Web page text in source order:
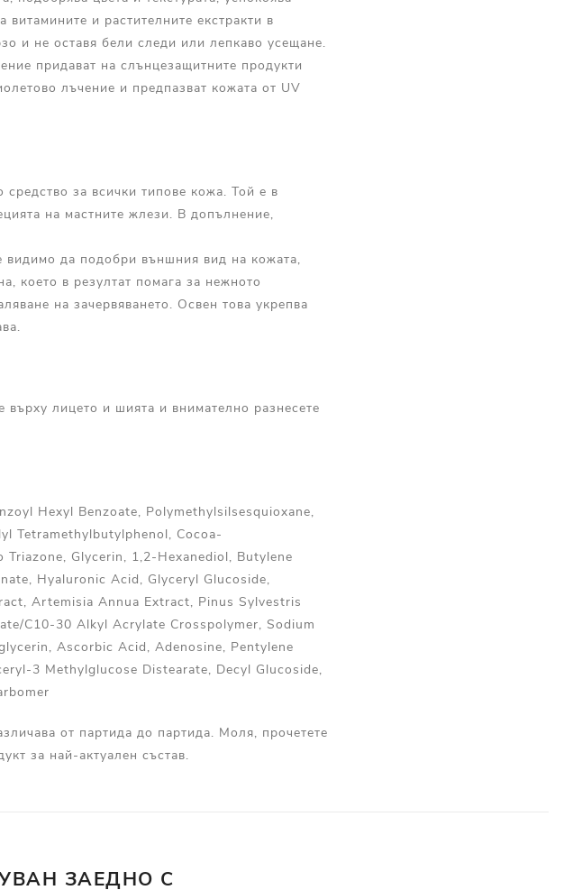
и растителните екстракти в
и не оставя бели следи или лепкаво усещане.
придават на слънцезащитните продукти
лъчение и предпазват кожата от UV
средство за всички типове кожа. Той е в
на мастните жлези. В допълнение,
видимо да подобри външния вид на кожата,
което в резултат помага за нежното
на зачервяването. Освен това укрепва
върху лицето и шията и внимателно разнесете
Hexyl Benzoate, Polymethylsilsesquioxane,
Tetramethylbutylphenol, Cocoa-
Glycerin, 1,2-Hexanediol, Butylene
Hyaluronic Acid, Glyceryl Glucoside,
Artemisia Annua Extract, Pinus Sylvestris
C10-30 Alkyl Acrylate Crosspolymer, Sodium
Ascorbic Acid, Adenosine, Pentylene
3 Methylglucose Distearate, Decyl Glucoside,
от партида до партида. Моля, прочетете
за най-актуален състав.
ЗАЕДНО С